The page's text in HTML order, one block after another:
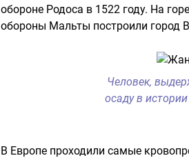
обороне Родоса в 1522 году. На
обороны Мальты построили город
Человек,
осаду в
В Европе проходили самые